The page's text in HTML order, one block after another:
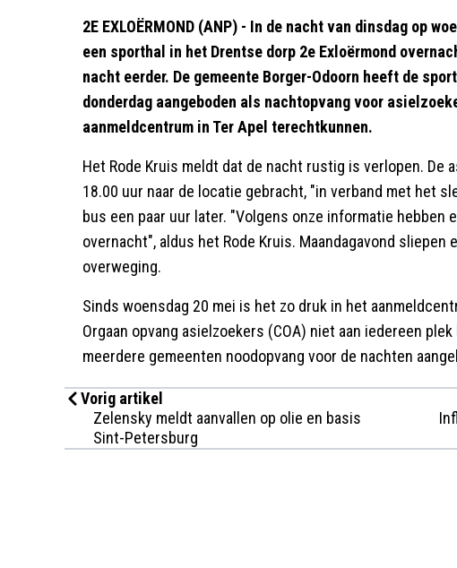
2E EXLOËRMOND (ANP) - In de nacht van dinsdag op
een sporthal in het Drentse dorp 2e Exloërmond
nacht eerder. De gemeente Borger-Odoorn heeft de
donderdag aangeboden als nachtopvang voor
aanmeldcentrum in Ter Apel terechtkunnen.
Het Rode Kruis meldt dat de nacht rustig is verlopen. De
18.00 uur naar de locatie gebracht, "in verband met het
bus een paar uur later. "Volgens onze informatie hebben
overnacht", aldus het Rode Kruis. Maandagavond sliepen
overweging.
Sinds woensdag 20 mei is het zo druk in het
Orgaan opvang asielzoekers (COA) niet aan iedereen
meerdere gemeenten noodopvang voor de nachten
Vorig artikel
Zelensky meldt aanvallen op olie en basis
Sint-Petersburg